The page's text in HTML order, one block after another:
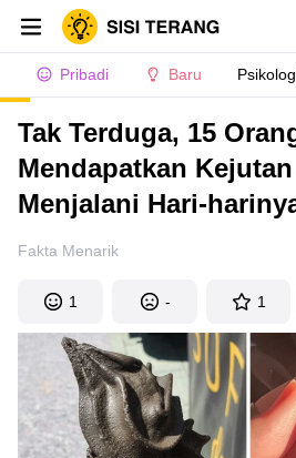
Pribadi Baru
Tak Terduga, 15
Mendapatkan
Menjalani Hari-
Fakta Menarik
1 - 1